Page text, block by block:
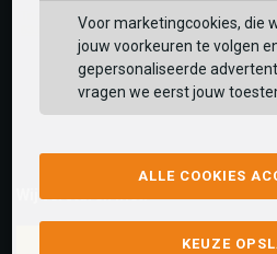
Wij versturen met:
Voor marketingcookies, die
jouw voorkeuren te volgen
gepersonaliseerde
vragen we eerst jouw
ALLE COOKIES
KEUZE